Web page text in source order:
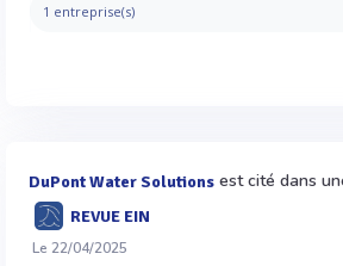
1 entreprise(s)
DuPont Water Solutions est cité dans
REVUE EIN
Le 22/04/2025